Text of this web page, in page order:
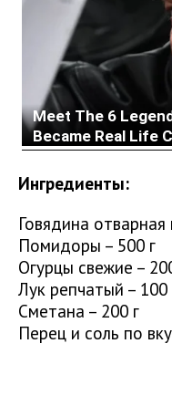
Ингредиенты:
Говядина
Помидоры – 500 г
Огурцы свежие –
Лук репчатый – 100
Сметана – 200 г
Перец и соль по